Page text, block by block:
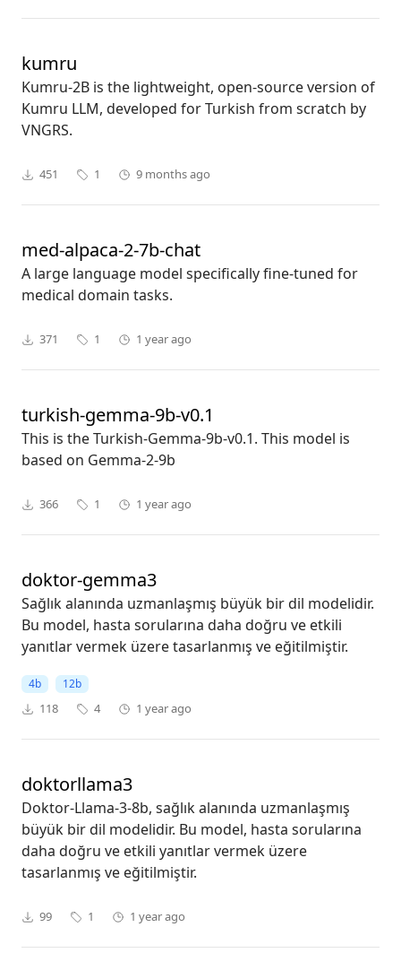
kumru
Kumru-2B is the lightweight, open-source version of
Kumru LLM, developed for Turkish from scratch by
VNGRS.
451 1 9 months ago
med-alpaca-2-7b-chat
A large language model specifically fine-tuned for
medical domain tasks.
371 1 1 year ago
turkish-gemma-9b-v0.1
This is the Turkish-Gemma-9b-v0.1. This model is
based on Gemma-2-9b
366 1 1 year ago
doktor-gemma3
Sağlık alanında uzmanlaşmış büyük bir dil modelidir.
Bu model, hasta sorularına daha doğru ve etkili
yanıtlar vermek üzere tasarlanmış ve eğitilmiştir.
4b 12b
118 4 1 year ago
doktorllama3
Doktor-Llama-3-8b, sağlık alanında uzmanlaşmış
büyük bir dil modelidir. Bu model, hasta sorularına
daha doğru ve etkili yanıtlar vermek üzere
tasarlanmış ve eğitilmiştir.
99 1 1 year ago